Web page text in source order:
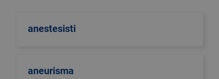
anestesisti
aneurisma